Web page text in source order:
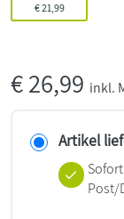
€21,99
€26,99 inkl.
Artikel
Post/